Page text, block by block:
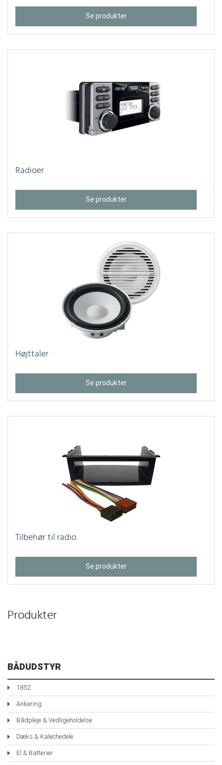
Se produkter
Radioer
Se produkter
Højttaler
Se produkter
Tilbehør til radio
Se produkter
Produkter
BÅDUDSTYR
1852
Ankering
Bådpleje & Vedligeholdelse
Dæks & Kalechedele
El & Batterier